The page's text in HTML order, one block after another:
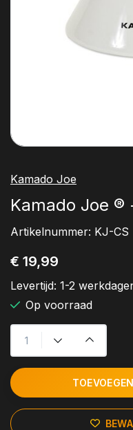
Kamado Joe
Kamado Joe ®
Artikelnummer: KJ-CS
€ 19,99
Levertijd: 1-2
Op voorraad